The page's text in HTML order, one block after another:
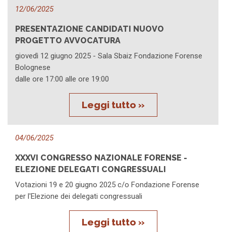
12/06/2025
PRESENTAZIONE CANDIDATI NUOVO
PROGETTO AVVOCATURA
giovedì 12 giugno 2025 - Sala Sbaiz Fondazione Forense
Bolognese
dalle ore 17:00 alle ore 19:00
Leggi tutto »
04/06/2025
XXXVI CONGRESSO NAZIONALE FORENSE -
ELEZIONE DELEGATI CONGRESSUALI
Votazioni 19 e 20 giugno 2025 c/o Fondazione Forense
per l'Elezione dei delegati congressuali
Leggi tutto »